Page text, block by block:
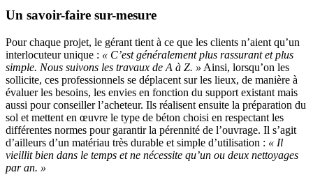
Un savoir-faire sur-mesure
Pour chaque projet, le gérant tient à ce que les clients n’aient qu’un
interlocuteur unique : « C’est généralement plus rassurant et plus
simple. Nous suivons les travaux de A à Z. » Ainsi, lorsqu’on les
sollicite, ces professionnels se déplacent sur les lieux, de manière à
évaluer les besoins, les envies en fonction du support existant mais
aussi pour conseiller l’acheteur. Ils réalisent ensuite la préparation du
sol et mettent en œuvre le type de béton choisi en respectant les
différentes normes pour garantir la pérennité de l’ouvrage. Il s’agit
d’ailleurs d’un matériau très durable et simple d’utilisation : « Il
vieillit bien dans le temps et ne nécessite qu’un ou deux nettoyages
par an. »